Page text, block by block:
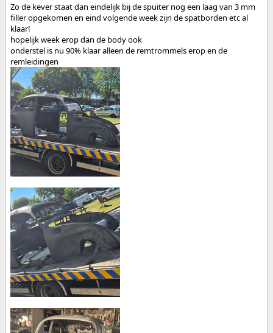
Zo de kever staat dan eindelijk bij de spuiter nog een laag van 3 mm
filler opgekomen en eind volgende week zijn de spatborden etc al
klaar!
hopelijk week erop dan de body ook
onderstel is nu 90% klaar alleen de remtrommels erop en de
remleidingen